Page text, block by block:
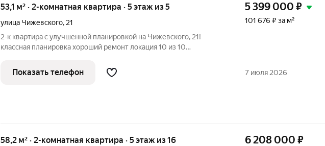
53,1 м² · 2-комнатная квартира · 5 этаж из 5
улица Чижевского, 21
2-к квартира с улучшенной планировкой на Чижевского, 21!
классная планировка хороший ремонт локация 10 из 10
за детьми и припаркованным автомобилем. В квартире хороший
ремонт, что
5 399 000 ₽
101 676 ₽ за м²
Показать телефон 7 июля 2026
58,2 м² · 2-комнатная квартира · 5 этаж из 16 6 208 000 ₽